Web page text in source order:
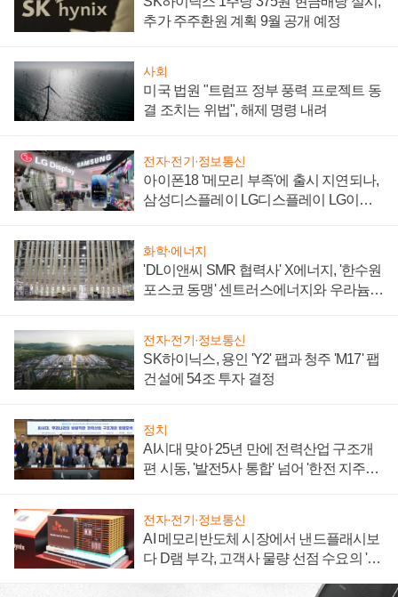
추가 주주환원 계획 9월 공개 예정
사회
미국 법원 "트럼프 정부 풍력 프로젝트 동
결 조치는 위법", 해제 명령 내려
전자·전기·정보통신
아이폰18 '메모리 부족'에 출시 지연되나,
삼성디스플레이 LG디스플레이 LG이노
화학·에너지
'DL이앤씨 SMR 협력사' X에너지, '한수원
포스코 동맹' 센트러스에너지와 우라늄
전자·전기·정보통신
SK하이닉스, 용인 'Y2' 팹과 청주 'M17' 팹
건설에 54조 투자 결정
정치
AI시대 맞아 25년 만에 전력산업 구조개
편 시동, '발전5사 통합' 넘어 '한전 지주사'
전자·전기·정보통신
AI 메모리반도체 시장에서 낸드플래시보
다 D램 부각, 고객사 물량 선점 수요의 '우